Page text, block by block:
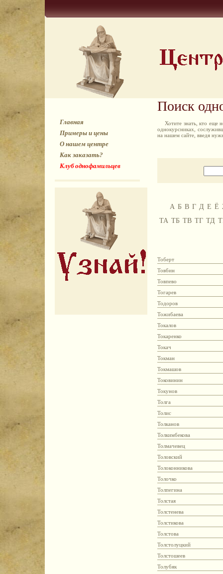
Главная
Примеры и цены
О нашем центре
Как заказать?
Клуб однофамильцев
Поиск
Хотите знать, кто еще
однокурсниках,
на нашем сайте, введя
А Б В Г Д Е Ё
ТА ТБ ТВ ТГ ТД
Тоберт
Товбин
Товпево
Тогарев
Тодоров
Тожибаева
Токалов
Токаренко
Токач
Токман
Токмашов
Токовинин
Токунов
Толга
Толис
Толканов
Толкимбекова
Толмачевец
Толовский
Толоконникова
Толочко
Толпегина
Толстая
Толстенева
Толстикова
Толстова
Толстолуцкий
Толстошеев
Толубяк